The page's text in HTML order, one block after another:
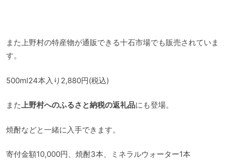
また上野村の特産物が通販できる十石市場でも販売されていま
す。
500ml24本入り2,880円(税込)
また上野村へのふるさと納税の返礼品にも登場。
焼酎などと一緒に入手できます。
寄付金額10,000円、焼酎3本、ミネラルウォーター1本